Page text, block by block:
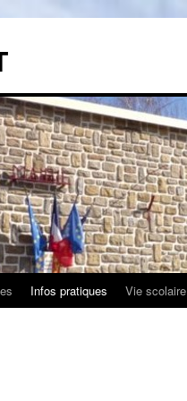
Infos pratiques Vie scolaire